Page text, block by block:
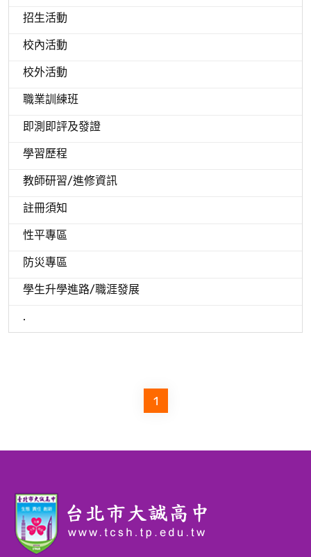
招生活動
校內活動
校外活動
職業訓練班
即測即評及發證
學習歷程
教師研習/進修資訊
註冊須知
性平專區
防災專區
學生升學進路/職涯發展
.
1